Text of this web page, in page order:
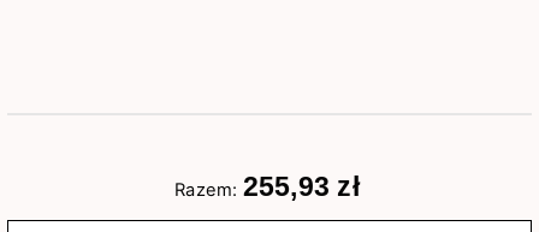
Razem: 255,93 zł